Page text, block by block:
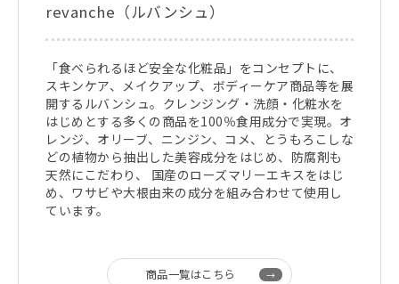
revanche（ルバンシュ）
「食べられるほど安全な化粧品」をコンセプトに、
スキンケア、メイクアップ、ボディーケア商品等を展
開するルバンシュ。クレンジング・洗顔・化粧水を
はじめとする多くの商品を100％食用成分で実現。オ
レンジ、オリーブ、ニンジン、コメ、とうもろこしな
どの植物から抽出した美容成分をはじめ、防腐剤も
天然にこだわり、 国産のローズマリーエキスをはじ
め、ワサビや大根由来の成分を組み合わせて使用し
ています。
商品一覧はこちら